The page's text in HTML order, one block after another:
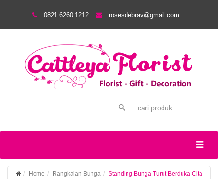
0821 6260 1212 rosesdebrav@gmail.com
Home Rangkaian Bunga Standing Bunga Turut Berduka Cita